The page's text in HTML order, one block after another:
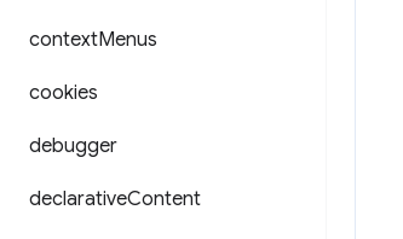
contextMenus
cookies
debugger
declarativeContent